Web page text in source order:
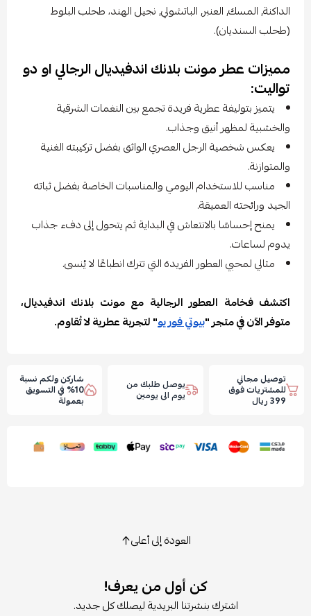
الداكنة, المسك, العنبر, الباتشولي, نجيل الهند، طحلب البلوط
(طحلب السنديان).
مميزات عطر مونت بلانك اندفيديال الرجالي او دو
تواليت:
يتميز بتوليفة عطرية فريدة تجمع بين النغمات الشرقية
والخشبية لمظهر أنيق وجذاب.
يعكس شخصية الرجل العصري الواثق بفضل تركيبته الغنية
والمتوازنة.
مناسب للاستخدام اليومي والمناسبات الخاصة بفضل ثباته
الجيد ورائحته العميقة.
يمنح إحساسًا بالانتعاش في البداية ثم يتحول إلى دفء جذاب
يدوم لساعات.
مثالي لمحبي العطور الفريدة التي تترك انطباعًا لا يُنسى.
اكتشف فخامة العطور الرجالية مع مونت بلانك اندفيديال،
متوفر الآن في متجر "بيوتي فور يو" لتجربة عطرية لا تُقاوم.
توصيل مجاني
للمشتريات فوق
399 ريال
يوصل طلبك من
يوم الى يومين
شاركن ولكم نسبة
10% في التسويق
بعمولة
العودة إلى أعلى
كن أول من يعرف!
اشترك بنشرتنا البريدية ليصلك كل جديد.